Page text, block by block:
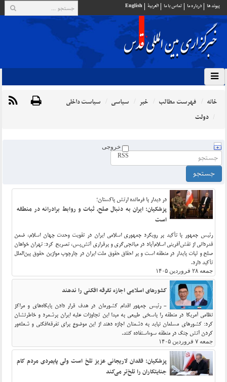
پيوند ها درباره ما تماس با ما العربية English
خانه فهرست مطالب خبر سیاسی سیاست داخلی
دولت
خروجی
RSS
در دیدار با فرمانده ارتش پاکستان؛
پزشکیان: ایران به دنبال صلح، ثبات و روابط برادرانه در منطقه
است
رئیس جمهور با تأکید بر رویکرد جمهوری اسلامی ایران در تقویت وحدت جهان اسلام، ضمن
قدردانی از نقش‌آفرینی اسلام‌آباد در میانجی‌گری و برقراری آتش‌بس، تصریح کرد: تهران خواهان
صلح و ثبات پایدار در منطقه است و بر احقاق حقوق ملت ایران در چارچوب موازین حقوق بین‌الملل
تأکید دارد.
جمعه ۲۸ فروردین ۱۴۰۵
کشورهای اسلامی اجازه تفرقه افکنی را ندهند
- رئیس جمهور اقدام کشورمان در هدف قرار دادن پایگاه‌های و مراکز
نظامی آمریکا در منطقه را پاسخی طبیعی به مبدا این تجاوزات علیه ایران برشمرد و خاطرنشان
کرد: کشورهای مسلمان نباید به دشمنان اجازه دهند از این موضوع برای تفرقه‌افکنی و شعله‌ور
کردن آتش جنگ در منطقه سوءاستفاده کنند.
جمعه ۷ فروردین ۱۴۰۵
پزشکیان: فقدان لاریجانی عزیز تلخ است ولی پایمردی مردم کام
جنایتکاران را تلخ‌تر می‌کند